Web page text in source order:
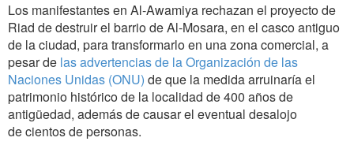
Los manifestantes en Al-Awamiya rechazan el proyecto de
Riad de destruir el barrio de Al-Mosara, en el casco antiguo
de la ciudad, para transformarlo en una zona comercial, a
pesar de las advertencias de la Organización de las
Naciones Unidas (ONU) de que la medida arruinaría el
patrimonio histórico de la localidad de 400 años de
antigüedad, además de causar el eventual desalojo
de cientos de personas.